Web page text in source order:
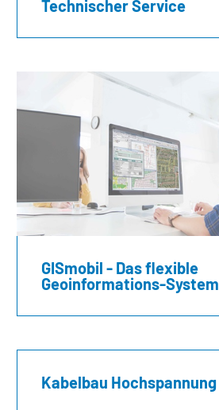
Technischer Service
GISmobil - Das flexible
Geoinformations-System
Kabelbau Hochspannung